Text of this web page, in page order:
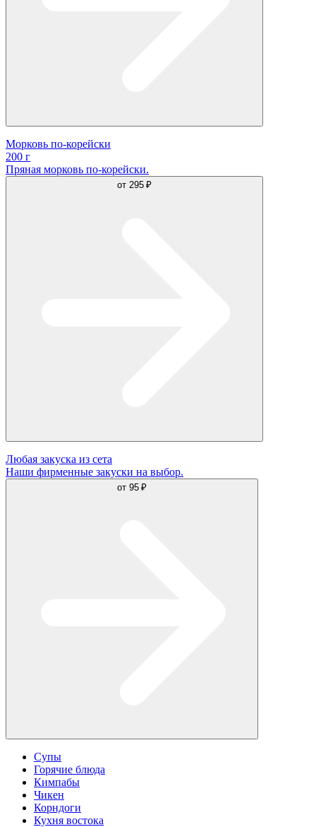
Морковь по-корейски
200 г
Пряная морковь по-корейски.
от 295 ₽
Любая закуска из сета
Наши фирменные закуски на выбор.
от 95 ₽
Супы
Горячие блюда
Кимпабы
Чикен
Корндоги
Кухня востока